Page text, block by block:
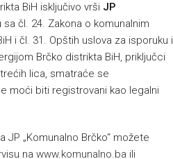
BiH isključivo vrši JP
sa čl. 24. Zakona o komunalnim
i čl. 31. Opštih uslova za isporuku i
Brčko distrikta BiH, priključci
lica, smatraće se
moći biti registrovani kao legalni
JP „Komunalno Brčko“ možete
na www.komunalno.ba ili